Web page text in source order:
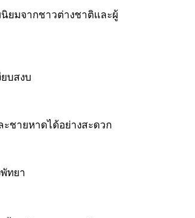
ยมจากชาวต่างชาติและผู้
บสงบ
ชายหาดได้อย่างสะดวก
ทยา